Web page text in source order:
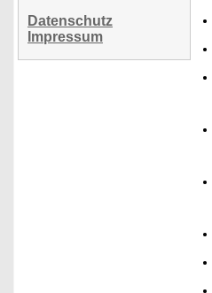
Datenschutz
Impressum